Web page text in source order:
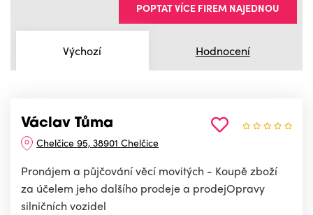
Výchozí Hodnocení
POPTAT VÍCE FIREM NAJEDNOU
Václav Tůma
Chelčice 95, 38901 Chelčice
Pronájem a půjčování věcí movitých - Koupě zboží
za účelem jeho dalšího prodeje a prodejOpravy
silničních vozidel